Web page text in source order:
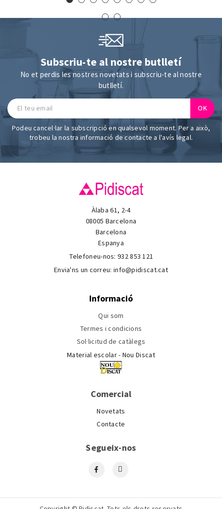
Subscriu-te al nostre butlletí
No et perdis les nostres novetats i subscriu-te al nostre
butlletí.
Podeu cancel·lar la subscripció en qualsevol moment. Per a això,
trobeu la nostra informació de contacte a l'avís legal.
Àlaba 61, 2-4
08005 Barcelona
Barcelona
Espanya
Telefoneu-nos:932 853 121
Envia'ns un correu: info@pidiscat.cat
Informació
Qui som
Termes i condicions
Sol·licitud de catàlegs
Material escolar - Nou Discat
Comercial
Novetats
Contacte
Segueix-nos